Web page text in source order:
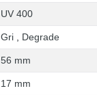
UV 400
Gri Degrade
56 mm
17 mm